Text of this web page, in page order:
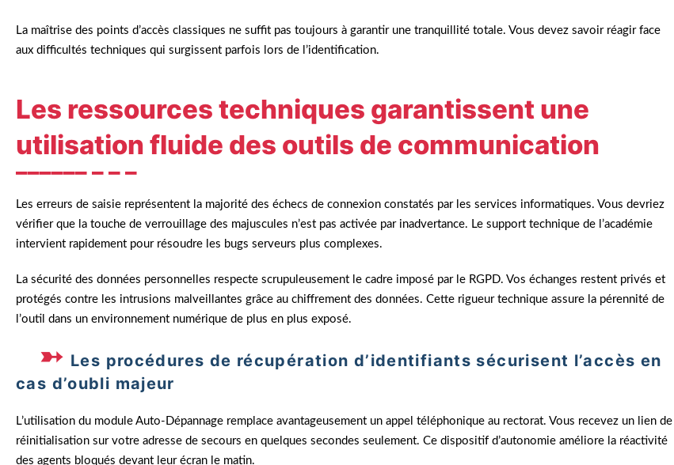
La maîtrise des points d’accès classiques ne suffit pas toujours à garantir une tranquillité totale. Vous devez savoir réagir face
aux difficultés techniques qui surgissent parfois lors de l’identification.
Les ressources techniques garantissent une
utilisation fluide des outils de communication
Les erreurs de saisie représentent la majorité des échecs de connexion constatés par les services informatiques. Vous devriez
vérifier que la touche de verrouillage des majuscules n’est pas activée par inadvertance. Le support technique de l’académie
intervient rapidement pour résoudre les bugs serveurs plus complexes.
La sécurité des données personnelles respecte scrupuleusement le cadre imposé par le RGPD. Vos échanges restent privés et
protégés contre les intrusions malveillantes grâce au chiffrement des données. Cette rigueur technique assure la pérennité de
l’outil dans un environnement numérique de plus en plus exposé.
Les procédures de récupération d’identifiants sécurisent l’accès en
cas d’oubli majeur
L’utilisation du module Auto-Dépannage remplace avantageusement un appel téléphonique au rectorat. Vous recevez un lien de
réinitialisation sur votre adresse de secours en quelques secondes seulement. Ce dispositif d’autonomie améliore la réactivité
des agents bloqués devant leur écran le matin.